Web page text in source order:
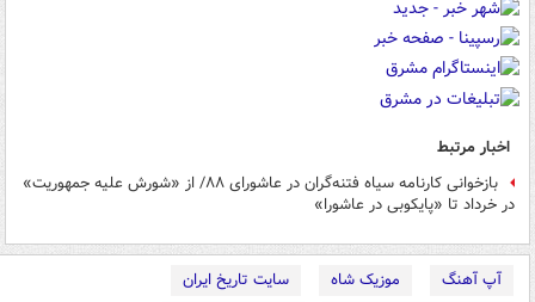
اخبار مرتبط
بازخوانی کارنامه سیاه فتنه‌گران در عاشورای ۸۸/ از «شورش علیه جمهوریت»
در خرداد تا «پایکوبی در عاشورا»
آپ آهنگ موزیک شاه
سایت تاریخ ایران